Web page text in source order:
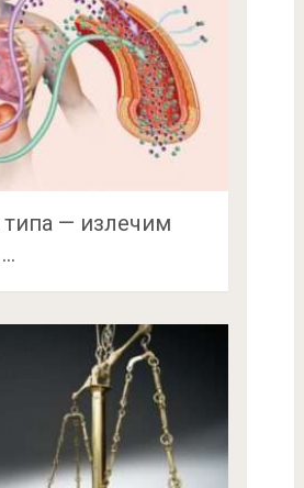
— излечим